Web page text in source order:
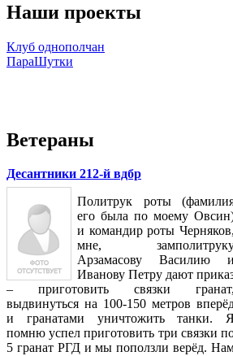
Наши проекты
Клуб однополчан
ПараШутки
Ветераны
Десантники 212-й вдбр
Политрук роты
его была по моему
и командир роты Черняков,
мне,
Арзамасову Василию и
Иванову Петру дают
– приготовить связки гранат,
выдвинуться на 100-150 метров
и гранатами уничтожить танки.
помню успел приготовить три связки
5 гранат РГД и мы поползли верёд.